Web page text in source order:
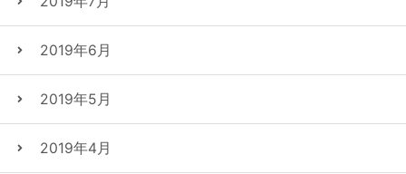
2019年6月
2019年5月
2019年4月